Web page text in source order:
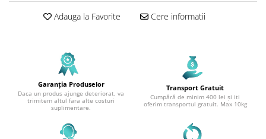
Adauga la Favorite Cere informatii
Garanția Produselor
Daca un produs ajunge deteriorat, va
trimitem altul fara alte costuri
suplimentare.
Transport Gratuit
Cumpără de minim 400 lei și iti
oferim transportul gratuit. Max 10kg